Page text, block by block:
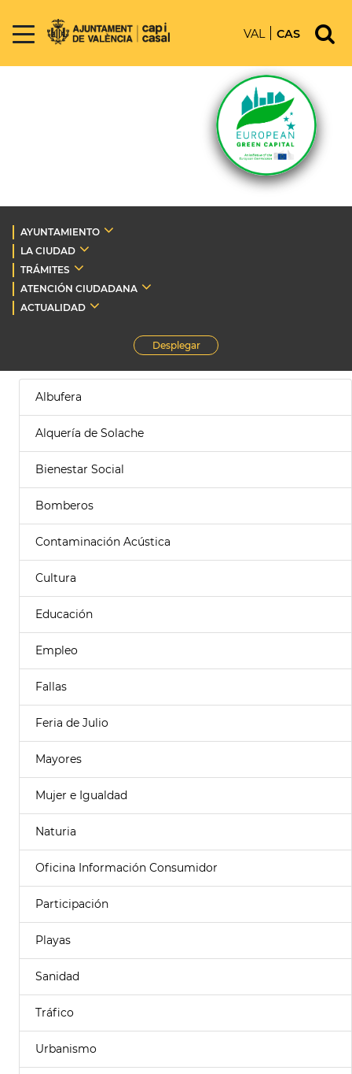
VAL CAS
AYUNTAMIENTO
LA CIUDAD
TRÁMITES
ATENCIÓN CIUDADANA
ACTUALIDAD
Desplegar
Albufera
Alquería de Solache
Bienestar Social
Bomberos
Contaminación Acústica
Cultura
Educación
Empleo
Fallas
Feria de Julio
Mayores
Mujer e Igualdad
Naturia
Oficina Información Consumidor
Participación
Playas
Sanidad
Tráfico
Urbanismo